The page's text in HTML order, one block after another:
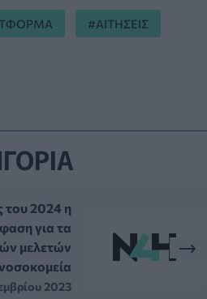
ΑΙΤΗΣΕΙΣ
του 2024 η
για τα
μελετών
2023